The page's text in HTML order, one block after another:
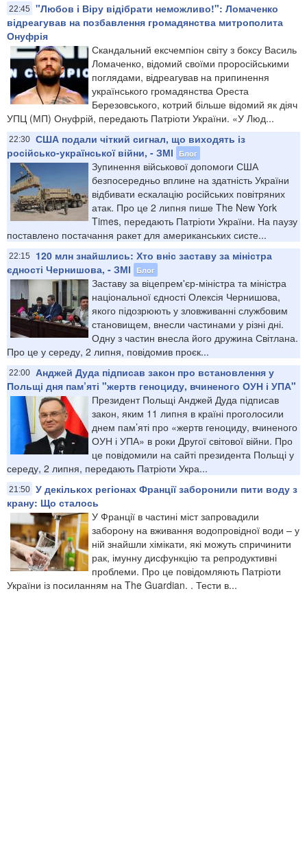
22:45
"Любов і Віру відібрати неможливо!": Ломаченко
відреагував на позбавлення громадянства митрополита
Онуфрія
Скандальний ексчемпіон світу з боксу Василь
Ломаченко, відомий своїми проросійськими
поглядами, відреагував на припинення
українського громадянства Ореста
Березовського, котрий більше відомий як діяч
УПЦ (МП) Онуфрій, передають Патріоти України. «У Люд...
22:30 США подали чіткий сигнал, що виходять із
російсько-української війни, - ЗМІ
Блог
Зупинення військової допомоги США
безпосередньо вплине на здатність України
відбивати ескалацію російських повітряних
атак. Про це 2 липня пише The New York
Times, передають Патріоти України. На паузу
поставлено постачання ракет для американських систе...
22:15
120 млн знайшлись: Хто вніс заставу за міністра
єдності Чернишова, - ЗМІ
Блог
Заставу за віцепрем'єр-міністра та міністра
національної єдності Олексія Чернишова,
якого підозрюють у зловживанні службовим
становищем, внесли частинами у різні дні.
Одну з частин внесла його дружина Світлана.
Про це у середу, 2 липня, повідомив проєк...
22:00
Анджей Дуда підписав закон про встановлення у
Польщі дня пам’яті "жертв геноциду, вчиненого ОУН і УПА"
Президент Польщі Анджей Дуда підписав
закон, яким 11 липня в країні проголосили
днем пам’яті про «жертв геноциду, вчиненого
ОУН і УПА» в роки Другої світової війни. Про
це повідомили на сайті президента Польщі у
середу, 2 липня, передають Патріоти Укра...
21:50 У декількох регіонах Франції заборонили пити воду з
крану: Що сталось
У Франції в частині міст запровадили
заборону на вживання водопровідної води – у
ній знайшли хімікати, які можуть спричинити
рак, імунну дисфункцію та репродуктивні
проблеми. Про це повідомляють Патріоти
України із посиланням на The Guardian. . Тести в...